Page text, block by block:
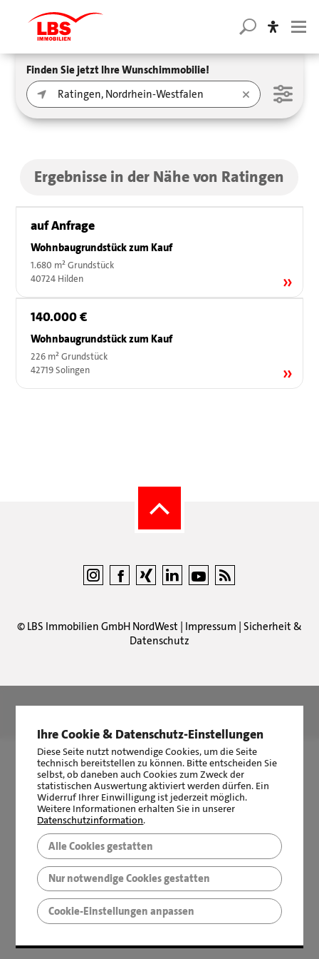
Finden Sie jetzt Ihre Wunschimmobilie!
Ergebnisse in der Nähe von Ratingen
auf Anfrage
Wohnbaugrundstück zum Kauf
1.680 m² Grundstück
40724 Hilden
140.000 €
Wohnbaugrundstück zum Kauf
226 m² Grundstück
42719 Solingen
© LBS Immobilien GmbH NordWest | Impressum | Sicherheit &
Datenschutz
Ihre Cookie & Datenschutz-Einstellungen
Diese Seite nutzt notwendige Cookies, um die Seite
technisch bereitstellen zu können. Bitte entscheiden Sie
selbst, ob daneben auch Cookies zum Zweck der
statistischen Auswertung aktiviert werden dürfen. Ein
Widerruf Ihrer Einwilligung ist jederzeit möglich.
Weitere Informationen erhalten Sie in unserer
Datenschutzinformation.
Alle Cookies gestatten
Nur notwendige Cookies gestatten
Cookie-Einstellungen anpassen